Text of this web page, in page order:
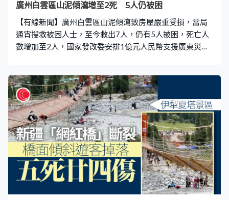
廣州白雲區山泥傾瀉增至2死 5人仍被困
【有線新聞】廣州白雲區山泥傾瀉致房屋嚴重受損，當局
通宵搜救被困人士，至今救出7人，仍有5人被困，死亡人
數增加至2人，國家發改委安排1億元人民幣支援廣東災後
倒塌。山坡亦有泥土持續掉落，救援人員一度要臨時撤
離，拖慢救援進度。 事發在周三早上，因連日暴雨造成山
泥傾瀉，沖毀白雲區大源村多幢房屋，多人被困。當局至
今派出超過600人次救援，並用生命探測儀、挖掘機等設
備加緊搜索。廣東多地，包括惠州、深圳、東莞等，亦因
暴雨出現災情。肇慶市懷集縣河流水位超出警戒線，部分
道路被淹沒。清遠一名男子因急流被困，水深及膝，要由
消防救出。 截至周三晚，全省共轉移了超過8萬5千人，多
條高速公路封閉。一度停電的42萬戶居民，有9成已經恢
復供電。國家發改委安排1億元人民幣支援廣東救災，修復